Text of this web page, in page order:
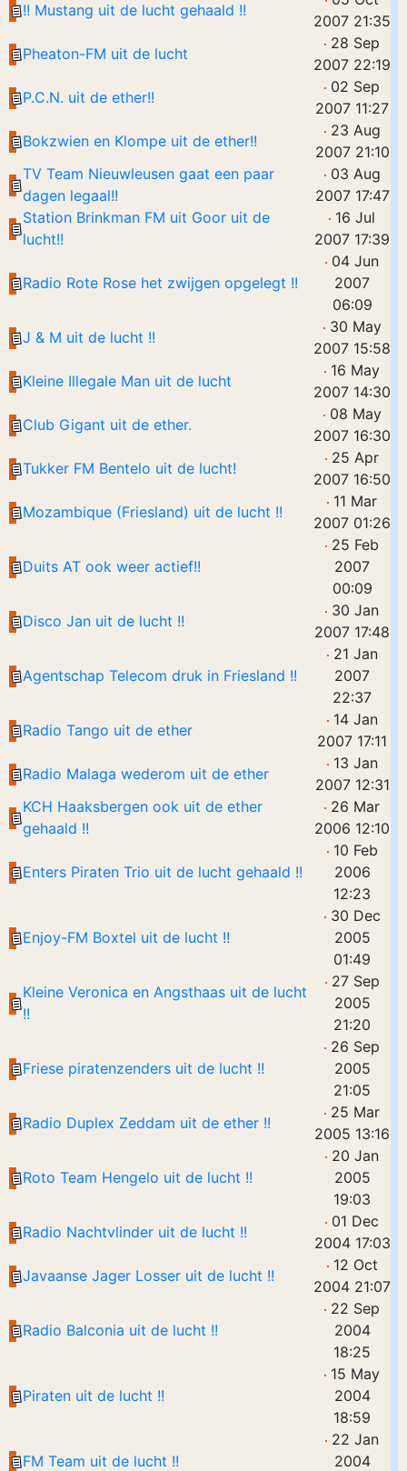
!! Mustang uit de lucht gehaald !!
2007 21:35
Pheaton-FM uit de lucht
28 Sep
2007 22:19
P.C.N. uit de ether!!
02 Sep
2007 11:27
Bokzwien en Klompe uit de ether!!
23 Aug
2007 21:10
TV Team Nieuwleusen gaat een paar
dagen legaal!!
03 Aug
2007 17:47
Station Brinkman FM uit Goor uit de
lucht!!
16 Jul
2007 17:39
Radio Rote Rose het zwijgen opgelegt !!
04 Jun
2007
06:09
J & M uit de lucht !!
30 May
2007 15:58
Kleine Illegale Man uit de lucht
16 May
2007 14:30
Club Gigant uit de ether.
08 May
2007 16:30
Tukker FM Bentelo uit de lucht!
25 Apr
2007 16:50
Mozambique (Friesland) uit de lucht !!
11 Mar
2007 01:26
Duits AT ook weer actief!!
25 Feb
2007
00:09
Disco Jan uit de lucht !!
30 Jan
2007 17:48
Agentschap Telecom druk in Friesland !!
21 Jan
2007
22:37
Radio Tango uit de ether
14 Jan
2007 17:11
Radio Malaga wederom uit de ether
13 Jan
2007 12:31
KCH Haaksbergen ook uit de ether
gehaald !!
26 Mar
2006 12:10
Enters Piraten Trio uit de lucht gehaald !!
10 Feb
2006
12:23
Enjoy-FM Boxtel uit de lucht !!
30 Dec
2005
01:49
Kleine Veronica en Angsthaas uit de lucht
!!
27 Sep
2005
21:20
Friese piratenzenders uit de lucht !!
26 Sep
2005
21:05
Radio Duplex Zeddam uit de ether !!
25 Mar
2005 13:16
Roto Team Hengelo uit de lucht !!
20 Jan
2005
19:03
Radio Nachtvlinder uit de lucht !!
01 Dec
2004 17:03
Javaanse Jager Losser uit de lucht !!
12 Oct
2004 21:07
Radio Balconia uit de lucht !!
22 Sep
2004
18:25
Piraten uit de lucht !!
15 May
2004
18:59
FM Team uit de lucht !!
22 Jan
2004